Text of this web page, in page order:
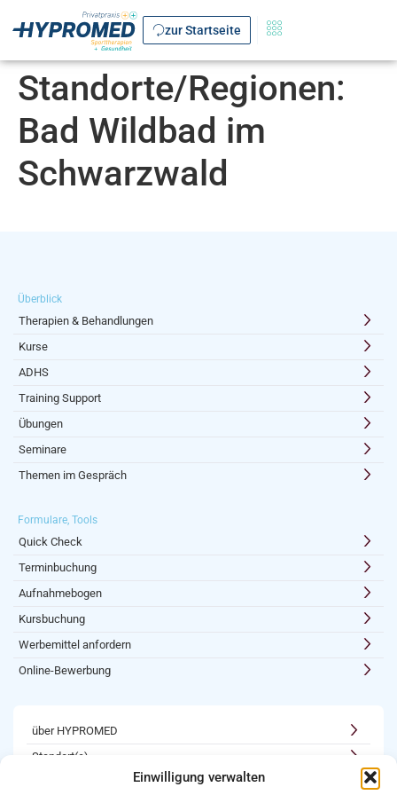
Einwilligung verwalten
zur Startseite
Standorte/Regionen:
Bad Wildbad im
Schwarzwald
Überblick
Therapien & Behandlungen
Kurse
ADHS
Training Support
Übungen
Seminare
Themen im Gespräch
Formulare, Tools
Quick Check
Terminbuchung
Aufnahmebogen
Kursbuchung
Werbemittel anfordern
Online-Bewerbung
über HYPROMED
Standort(e)